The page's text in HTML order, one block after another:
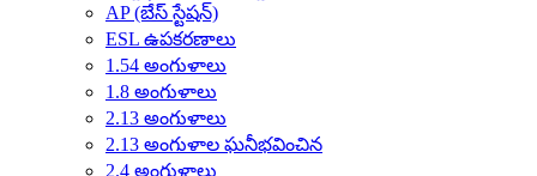
AP (బేస్ స్టేషన్)
ESL ఉపకరణాలు
1.54 అంగుళాలు
1.8 అంగుళాలు
2.13 అంగుళాలు
2.13 అంగుళాల ఘనీభవించిన
2.4 అంగుళాలు